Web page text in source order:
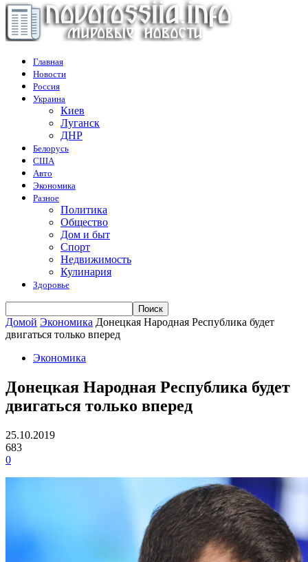
Главная
Новости
Россия
Украина
Киев
Луганск
ДНР
Белорусь
США
Авто
Экономика
Разное
Политика
Общество
Дом и быт
Спорт
Недвижимость
Кулинария
Здоровье
Домой Экономика Донецкая Народная Республика будет
двигаться только вперед
Экономика
Донецкая Народная Республика будет
двигаться только вперед
25.10.2019
683
0